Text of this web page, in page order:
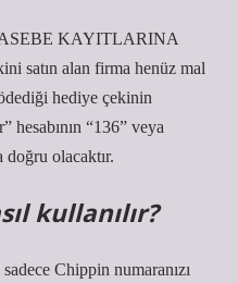
KAYITLARINA
satın alan firma henüz mal
hediye çekinin
hesabının “136” veya
doğru olacaktır.
kullanılır?
Chippin numaranızı